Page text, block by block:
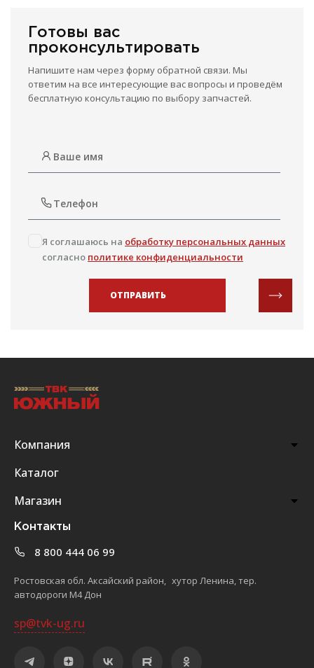
Готовы вас
проконсультировать
Напишите нам через форму обратной связи. Мы
ответим на все интересующие вас вопросы и проведём
бесплатную консультацию по выбору запчастей.
Я соглашаюсь на обработку персональных данных
согласно политике конфиденциальности
ОТПРАВИТЬ
Компания
Каталог
Магазин
Контакты
8 800 444 06 99
Ростовская обл. Аксайский район, хутор Ленина, тер.
автодороги М4 Дон
sp@tvk-ug.ru